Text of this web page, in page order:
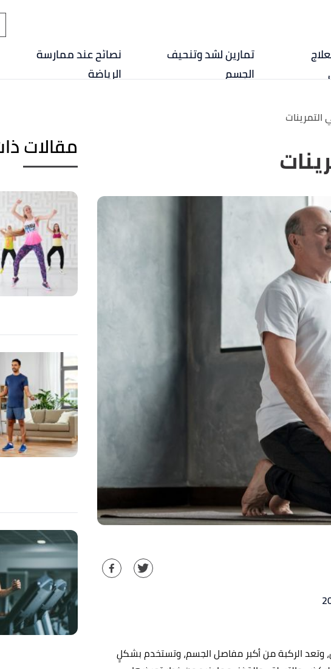
تمارين لشد وتنحيف
الجسم
نصائح عند ممارسة
الرياضة
وتعد الركبة من أكبر مفاصل الجسم، وتستخدم بشكلٍ
مقالات